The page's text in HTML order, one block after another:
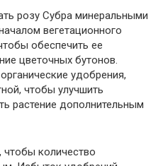
розу Субра минеральными
вегетационного
обеспечить ее
цветочных бутонов.
удобрения,
чтобы улучшить
растение дополнительным
количество